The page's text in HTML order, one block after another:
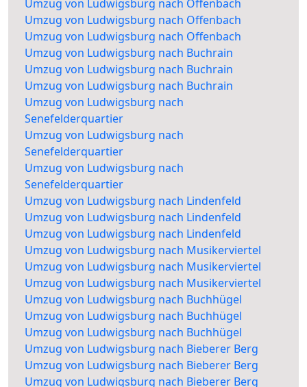
Umzug von Ludwigsburg nach Offenbach
Umzug von Ludwigsburg nach Offenbach
Umzug von Ludwigsburg nach Offenbach
Umzug von Ludwigsburg nach Buchrain
Umzug von Ludwigsburg nach Buchrain
Umzug von Ludwigsburg nach Buchrain
Umzug von Ludwigsburg nach
Senefelderquartier
Umzug von Ludwigsburg nach
Senefelderquartier
Umzug von Ludwigsburg nach
Senefelderquartier
Umzug von Ludwigsburg nach Lindenfeld
Umzug von Ludwigsburg nach Lindenfeld
Umzug von Ludwigsburg nach Lindenfeld
Umzug von Ludwigsburg nach Musikerviertel
Umzug von Ludwigsburg nach Musikerviertel
Umzug von Ludwigsburg nach Musikerviertel
Umzug von Ludwigsburg nach Buchhügel
Umzug von Ludwigsburg nach Buchhügel
Umzug von Ludwigsburg nach Buchhügel
Umzug von Ludwigsburg nach Bieberer Berg
Umzug von Ludwigsburg nach Bieberer Berg
Umzug von Ludwigsburg nach Bieberer Berg